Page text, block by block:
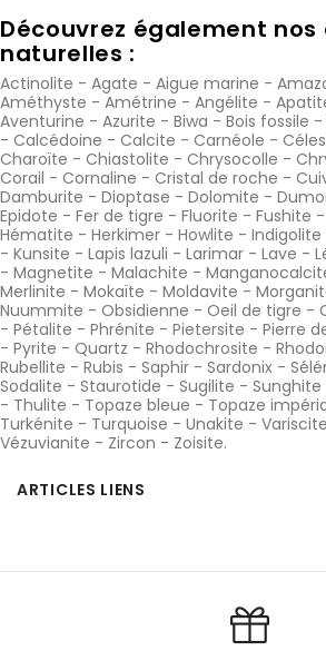
Découvrez également
naturelles :
Actinolite - Agate - Aigue marine -
Améthyste - Amétrine - Angélite -
Aventurine - Azurite - Biwa - Bois fossile -
- Calcédoine - Calcite - Carnéole -
Charoïte - Chiastolite - Chrysocolle -
Corail - Cornaline - Cristal de roche -
Damburite - Dioptase - Dolomite -
Epidote - Fer de tigre - Fluorite - Fushite -
Hématite - Herkimer - Howlite - Indigolite
- Kunsite - Lapis lazuli - Larimar - Lave -
- Magnetite - Malachite -
Merlinite - Mokaïte - Moldavite -
Nuummite - Obsidienne - Oeil de tigre -
- Pétalite - Phrénite - Pietersite - Pierre
- Pyrite - Quartz - Rhodochrosite -
Rubellite - Rubis - Saphir - Sardonix -
Sodalite - Staurotide - Sugilite - Sunghite
- Thulite - Topaze bleue - Topaze
Turkénite - Turquoise - Unakite - Variscite
Vézuvianite - Zircon - Zoisite.
ARTICLES LIENS